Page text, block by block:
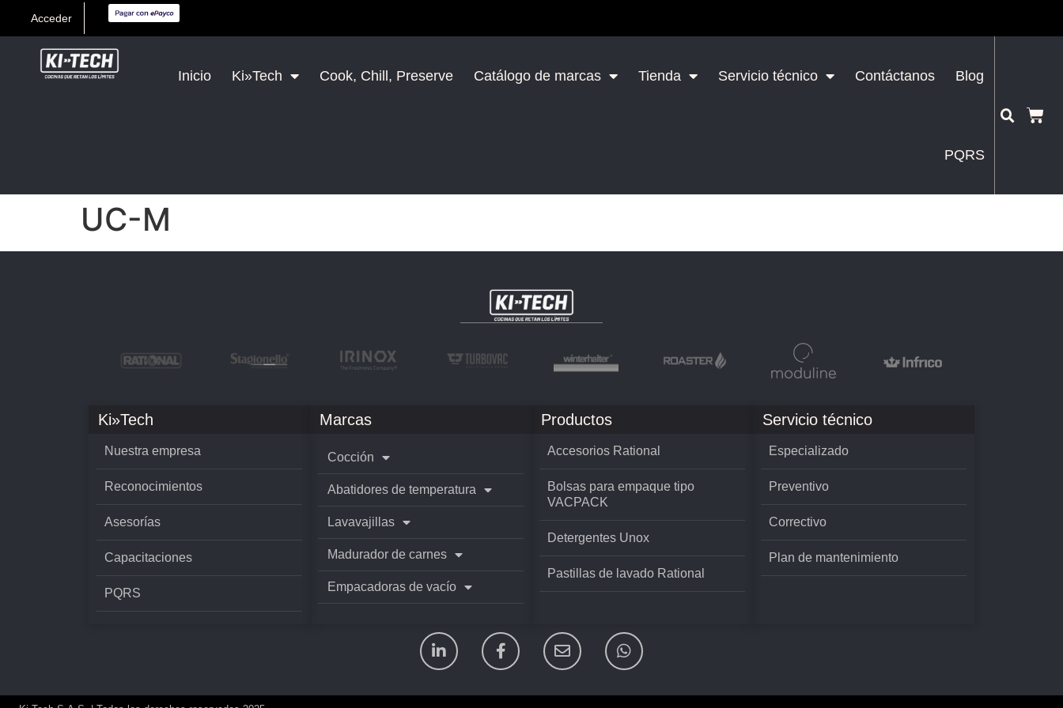
Acceder
Inicio Ki»Tech Cook, Chill, Preserve Catálogo de marcas Tienda Servicio técnico Contáctanos Blog
PQRS
UC-M
Ki»Tech
Nuestra empresa
Reconocimientos
Asesorías
Capacitaciones
PQRS
Marcas
Cocción
Abatidores de temperatura
Lavavajillas
Madurador de carnes
Empacadoras de vacío
Productos
Accesorios Rational
Bolsas para empaque tipo
VACPACK
Detergentes Unox
Pastillas de lavado Rational
Servicio técnico
Especializado
Preventivo
Correctivo
Plan de mantenimiento